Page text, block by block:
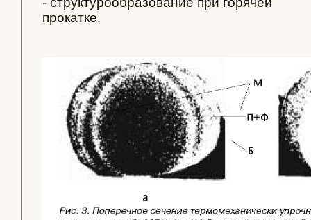
прокатке.